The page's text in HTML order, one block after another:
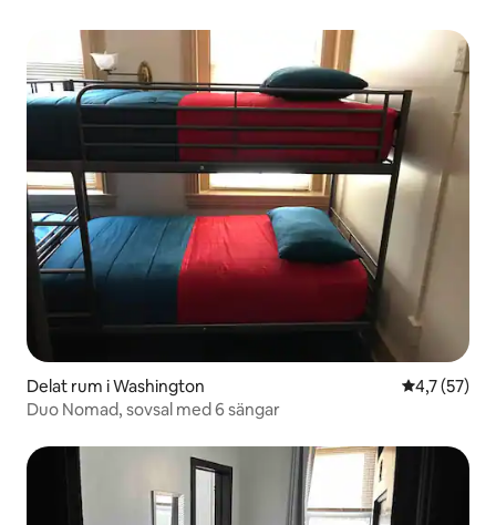
Delat rum i Washington 4,7 av 5 i
4,7 (57)
Duo Nomad, sovsal med 6 sängar